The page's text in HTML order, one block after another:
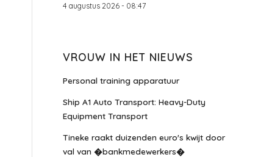
4 augustus 2026 - 08:47
VROUW IN HET NIEUWS
Personal training apparatuur
Ship A1 Auto Transport: Heavy-Duty
Equipment Transport
Tineke raakt duizenden euro's kwijt door
val van �bankmedewerkers�